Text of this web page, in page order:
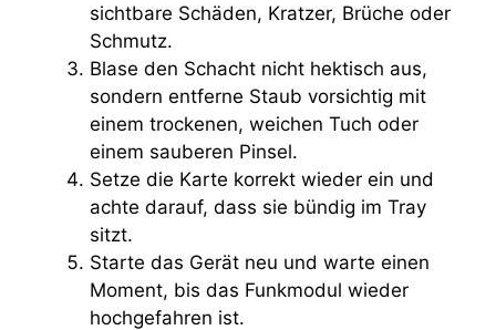
sichtbare Schäden, Kratzer, Brüche oder
Schmutz.
Blase den Schacht nicht hektisch aus,
sondern entferne Staub vorsichtig mit
einem trockenen, weichen Tuch oder
einem sauberen Pinsel.
Setze die Karte korrekt wieder ein und
achte darauf, dass sie bündig im Tray
sitzt.
Starte das Gerät neu und warte einen
Moment, bis das Funkmodul wieder
hochgefahren ist.